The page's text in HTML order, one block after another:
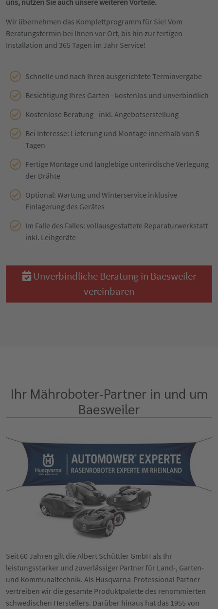
uns, nutzen Sie auch unsere weiteren Vorteile.
Wir übernehmen das Komplettprogramm für Sie! Vom
Beratungstermin bei Ihnen vor Ort, bis hin zur fertigen
Installation und 365 Tagen im Jahr Service!
Schnelle und nach Ihren ausgerichtete Terminvergabe
Besichtigung Ihres Garten - kostenlos und unverbindlich
Kostenlose Beratung - inkl. Angebotserstellung
Bei Interesse: Lieferung und Montage innerhalb von 5
Tagen
Fertige Montage und langlebige unterirdische Verlegung
der Drähte
Optional: Wartung und Winterservice inklusive
Einlagerung des Gerätes
Im Falle des Falles: vollausgestattete Reparaturwerkstatt
inkl. Leihgeräte
Unverbindliche Beratung in Baesweiler
vereinbaren
Ihr Mähroboter-Partner in und um
Baesweiler
Seit 60 Jahren gilt die Albert Schüttler GmbH als Ihr
leistungsstarker und zuverlässiger Partner für Land-, Garten-
und Kommunaltechnik. Als Husqvarna-Professional Partner
vertreiben wir die gesamte Produktpalette des renommierten
schwedischen Herstellers. Darüber hinaus hat das 1955 von